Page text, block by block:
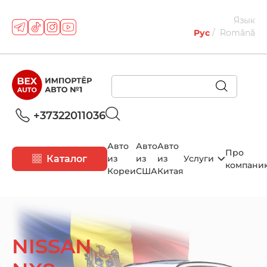
Язык
Рус
Română
+37322011036
Каталог
Авто
из
Кореи
Авто
из
США
Авто
из
Китая
Услуги
Про
NISSAN